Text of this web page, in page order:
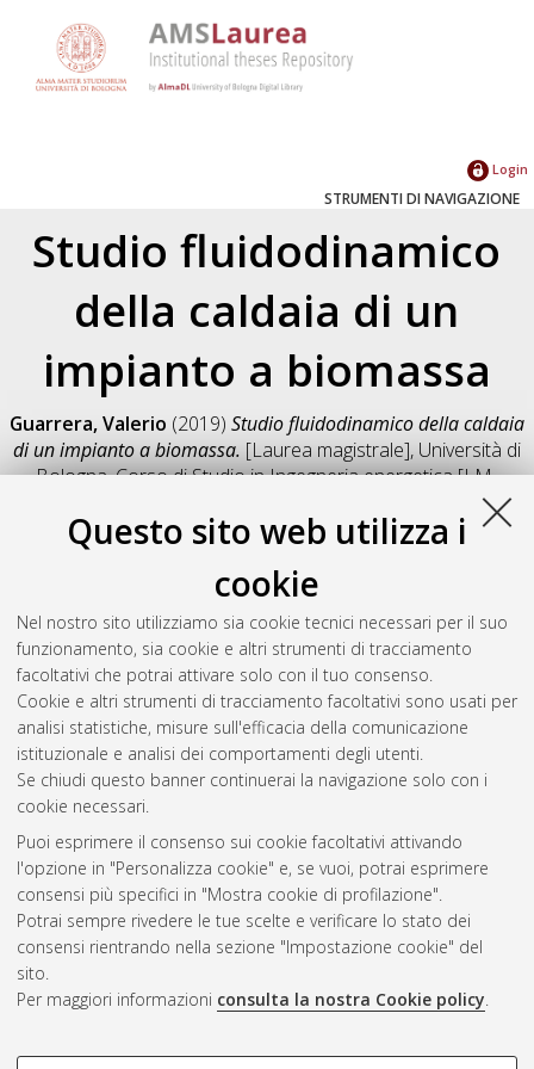
Questo sito web utilizza i
cookie
Nel nostro sito utilizziamo sia cookie tecnici necessari per il suo
funzionamento, sia cookie e altri strumenti di tracciamento
facoltativi che potrai attivare solo con il tuo consenso.
Cookie e altri strumenti di tracciamento facoltativi sono usati per
analisi statistiche, misure sull'efficacia della comunicazione
istituzionale e analisi dei comportamenti degli utenti.
Se chiudi questo banner continuerai la navigazione solo con i
cookie necessari.
Puoi esprimere il consenso sui cookie facoltativi attivando
l'opzione in "Personalizza cookie" e, se vuoi, potrai esprimere
consensi più specifici in "Mostra cookie di profilazione".
Potrai sempre rivedere le tue scelte e verificare lo stato dei
consensi rientrando nella sezione "Impostazione cookie" del
sito.
Per maggiori informazioni consulta la nostra Cookie policy.
Login
STRUMENTI DI NAVIGAZIONE
Studio fluidodinamico
della caldaia di un
impianto a biomassa
Guarrera, Valerio (2019) Studio fluidodinamico della caldaia
di un impianto a biomassa. [Laurea magistrale], Università di
Bologna, Corso di Studio inIngegneria energetica [LM-
Salva citazione
Condividi
Il full-text non è disponibile per scelta dell'autore. (
Abstract
Altri metadati
Gestione del documento:
Atom
Rss 1.0
Rss 2.0
AMS Laurea
Impostazioni Cookie